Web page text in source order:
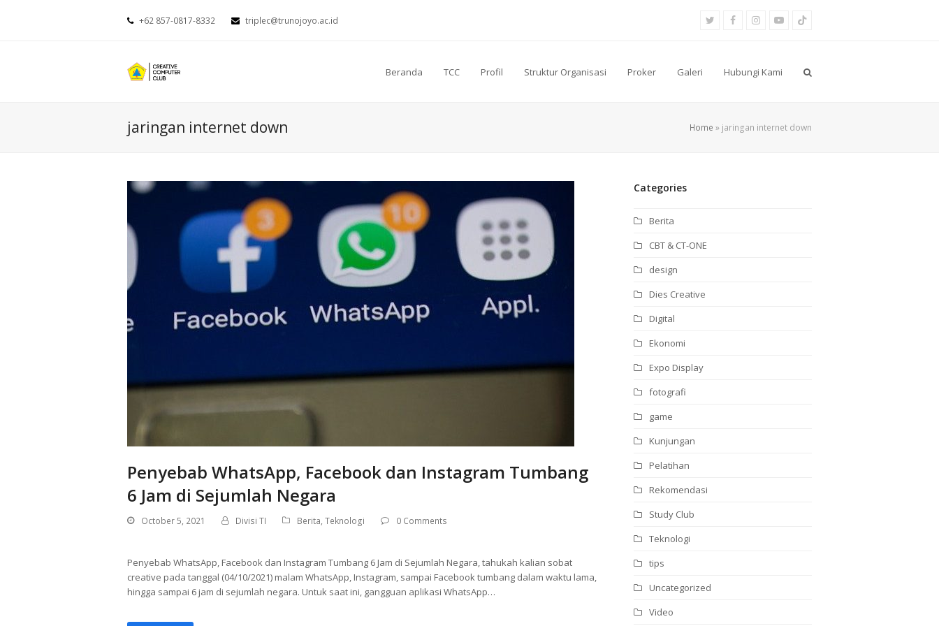
+62 857-0817-8332 triplec@trunojoyo.ac.id TwitterFacebookInstagram
YoutubeTiktok
Beranda TCC Profil Struktur Organisasi Proker Galeri Hubungi Kami
jaringan internet down Home » jaringan internet down
Penyebab WhatsApp, Facebook dan Instagram Tumbang
6 Jam di Sejumlah Negara
October 5, 2021 Divisi TI Berita, Teknologi 0 Comments
Penyebab WhatsApp, Facebook dan Instagram Tumbang 6 Jam di Sejumlah Negara, tahukah kalian sobat
creative pada tanggal (04/10/2021) malam WhatsApp, Instagram, sampai Facebook tumbang dalam waktu lama,
hingga sampai 6 jam di sejumlah negara. Untuk saat ini, gangguan aplikasi WhatsApp…
Categories
Berita
CBT & CT-ONE
design
Dies Creative
Digital
Ekonomi
Expo Display
fotografi
game
Kunjungan
Pelatihan
Rekomendasi
Study Club
Teknologi
tips
Uncategorized
Video